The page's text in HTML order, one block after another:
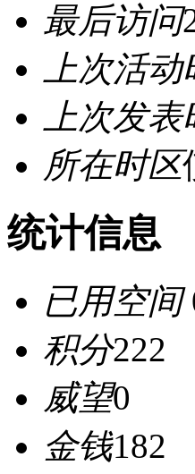
最后访问
上次活
上次发
所在时区
统计信息
已用空间
积分222
威望0
金钱182